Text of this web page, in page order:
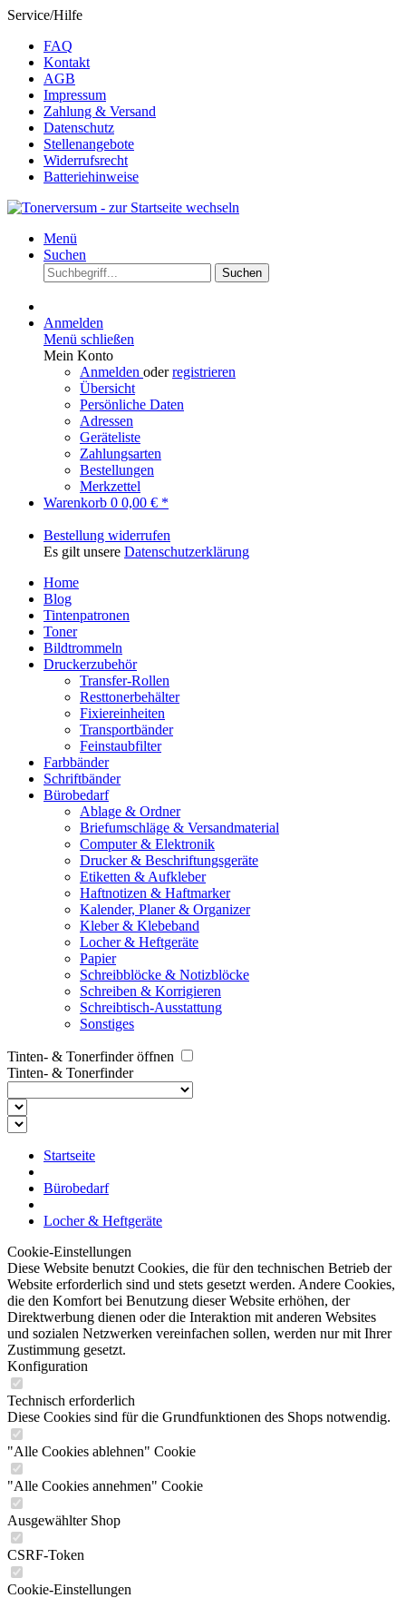
Service/Hilfe
FAQ
Kontakt
AGB
Impressum
Zahlung & Versand
Datenschutz
Stellenangebote
Widerrufsrecht
Batteriehinweise
Menü
Suchen
Suchen
Anmelden
Menü schließen
Mein Konto
Anmelden oderregistrieren
Übersicht
Persönliche Daten
Adressen
Geräteliste
Zahlungsarten
Bestellungen
Merkzettel
Warenkorb 0 0,00 € *
Bestellung widerrufen
Es gilt unsere Datenschutzerklärung
Home
Blog
Tintenpatronen
Toner
Bildtrommeln
Druckerzubehör
Transfer-Rollen
Resttonerbehälter
Fixiereinheiten
Transportbänder
Feinstaubfilter
Farbbänder
Schriftbänder
Bürobedarf
Ablage & Ordner
Briefumschläge & Versandmaterial
Computer & Elektronik
Drucker & Beschriftungsgeräte
Etiketten & Aufkleber
Haftnotizen & Haftmarker
Kalender, Planer & Organizer
Kleber & Klebeband
Locher & Heftgeräte
Papier
Schreibblöcke & Notizblöcke
Schreiben & Korrigieren
Schreibtisch-Ausstattung
Sonstiges
Tinten- & Tonerfinder öffnen
Tinten- & Tonerfinder
Startseite
Bürobedarf
Locher & Heftgeräte
Cookie-Einstellungen
Diese Website benutzt Cookies, die für den technischen Betrieb der
Website erforderlich sind und stets gesetzt werden. Andere Cookies,
die den Komfort bei Benutzung dieser Website erhöhen, der
Direktwerbung dienen oder die Interaktion mit anderen Websites
und sozialen Netzwerken vereinfachen sollen, werden nur mit Ihrer
Zustimmung gesetzt.
Konfiguration
Technisch erforderlich
Diese Cookies sind für die Grundfunktionen des Shops notwendig.
"Alle Cookies ablehnen" Cookie
"Alle Cookies annehmen" Cookie
Ausgewählter Shop
CSRF-Token
Cookie-Einstellungen